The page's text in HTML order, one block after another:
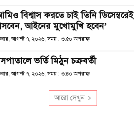
বিশ্বাস করতে চাই তিনি ডিসেম্বরেই
আইনের মুখোমুখি হবেন’
আগস্ট ৭, ২০২৬; সময় : ৩:৫০ অপরাহ্ণ
ভর্তি মিঠুন চক্রবর্তী
আগস্ট ৭, ২০২৬; সময় : ৩:৪০ অপরাহ্ণ
আরো দেখুন